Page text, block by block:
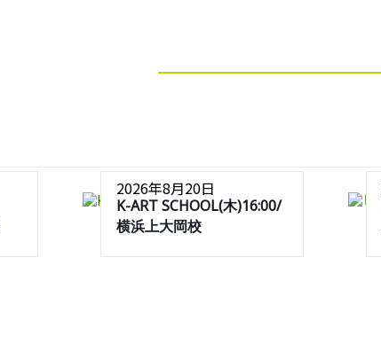
2026年8月20日
K-ART SCHOOL(木)16:00/
横浜上大岡校